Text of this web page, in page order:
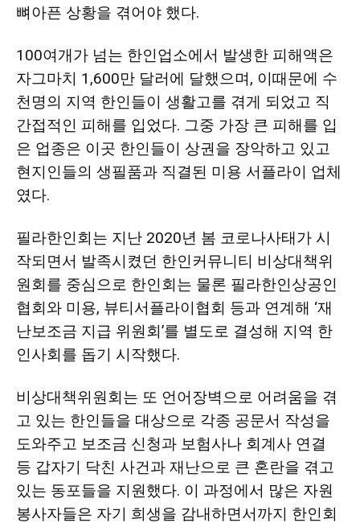
뼈아픈 상황을 겪어야 했다.
100여개가 넘는 한인업소에서 발생한 피해액은
자그마치 1,600만 달러에 달했으며, 이때문에 수
천명의 지역 한인들이 생활고를 겪게 되었고 직
간접적인 피해를 입었다. 그중 가장 큰 피해를 입
은 업종은 이곳 한인들이 상권을 장악하고 있고
현지인들의 생필품과 직결된 미용 서플라이 업체
였다.
필라한인회는 지난 2020년 봄 코로나사태가 시
작되면서 발족시켰던 한인커뮤니티 비상대책위
원회를 중심으로 한인회는 물론 필라한인상공인
협회와 미용, 뷰티서플라이협회 등과 연계해 ‘재
난보조금 지급 위원회’를 별도로 결성해 지역 한
인사회를 돕기 시작했다.
비상대책위원회는 또 언어장벽으로 어려움을 겪
고 있는 한인들을 대상으로 각종 공문서 작성을
도와주고 보조금 신청과 보험사나 회계사 연결
등 갑자기 닥친 사건과 재난으로 큰 혼란을 겪고
있는 동포들을 지원했다. 이 과정에서 많은 자원
봉사자들은 자기 희생을 감내하면서까지 한인회